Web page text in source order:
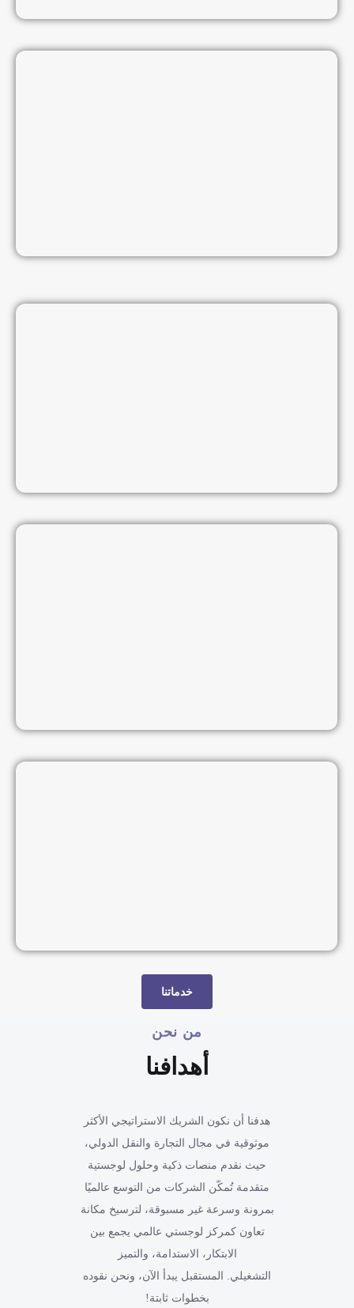
خدماتنا
من نحن
أهدافنا
هدفنا أن نكون الشريك الاستراتيجي الأكثر
موثوقية في مجال التجارة والنقل الدولي،
حيث نقدم منصات ذكية وحلول لوجستية
متقدمة تُمكّن الشركات من التوسع عالميًا
بمرونة وسرعة غير مسبوقة، لترسيخ مكانة
تعاون كمركز لوجستي عالمي يجمع بين
الابتكار، الاستدامة، والتميز
التشغيلي. المستقبل يبدأ الآن، ونحن نقوده
بخطوات ثابتة!